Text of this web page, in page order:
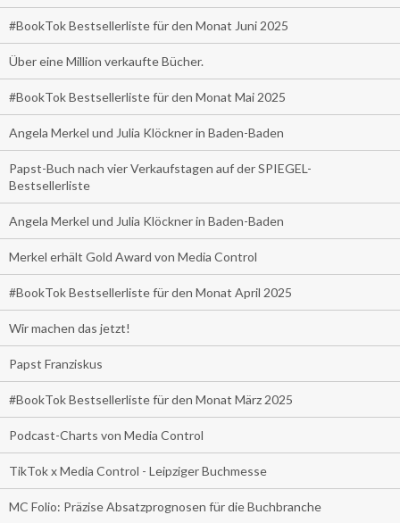
#BookTok Bestsellerliste für den Monat Juni 2025
Über eine Million verkaufte Bücher.
#BookTok Bestsellerliste für den Monat Mai 2025
Angela Merkel und Julia Klöckner in Baden-Baden
Papst-Buch nach vier Verkaufstagen auf der SPIEGEL-
Bestsellerliste
Angela Merkel und Julia Klöckner in Baden-Baden
Merkel erhält Gold Award von Media Control
#BookTok Bestsellerliste für den Monat April 2025
Wir machen das jetzt!
Papst Franziskus
#BookTok Bestsellerliste für den Monat März 2025
Podcast-Charts von Media Control
TikTok x Media Control - Leipziger Buchmesse
MC Folio: Präzise Absatzprognosen für die Buchbranche